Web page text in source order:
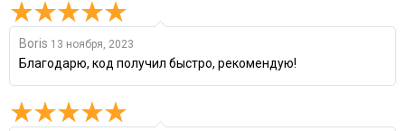
Boris 13 ноября, 2023
Благодарю, код получил быстро, рекомендую!